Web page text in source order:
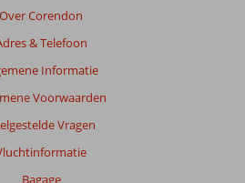
Over Corendon
& Telefoon
Informatie
Voorwaarden
Vragen
Bagage